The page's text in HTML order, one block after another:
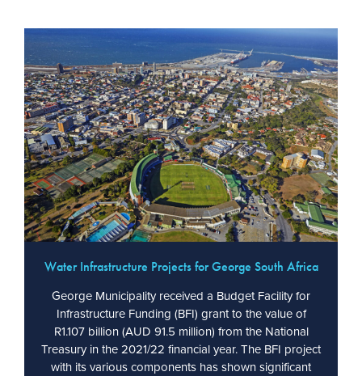
Water Infrastructure Projects for George South Africa
George Municipality received a Budget Facility for
Infrastructure Funding (BFI) grant to the value of
R1.107 billion (AUD 91.5 million) from the National
Treasury in the 2021/22 financial year. The BFI project
with its various components has shown significant